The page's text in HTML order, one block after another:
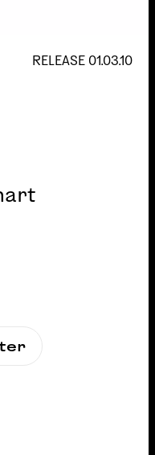
RELEASE 01.03.10